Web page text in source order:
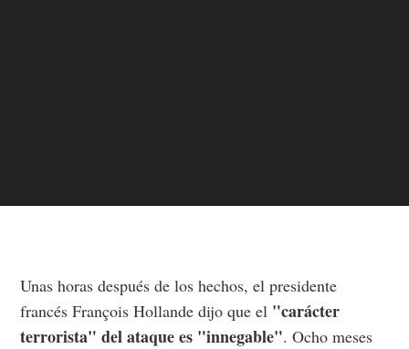
Unas horas después de los hechos, el presidente
francés François Hollande dijo que el "carácter
terrorista" del ataque es "innegable". Ocho meses